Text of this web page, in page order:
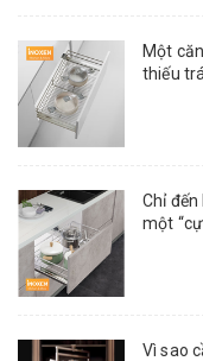
Một
thiếu
Chỉ
một
Vì sao